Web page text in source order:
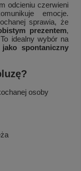
odcieniu czerwieni
emocje.
sprawia, że
prezentem,
idealny wybór na
spontaniczny
osoby